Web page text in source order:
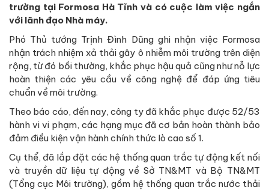
trường tại Formosa Hà Tĩnh và có cuộc làm việc ngắn
với lãnh đạo Nhà máy.
Phó Thủ tướng Trịnh Đình Dũng ghi nhận việc Formosa
nhận trách nhiệm xả thải gây ô nhiễm môi trường trên diện
rộng, từ đó bồi thường, khắc phục hậu quả cũng như nỗ lực
hoàn thiện các yêu cầu về công nghệ để đáp ứng tiêu
chuẩn về môi trường.
Theo báo cáo, đến nay, công ty đã khắc phục được 52/53
hành vi vi phạm, các hạng mục đã cơ bản hoàn thành bảo
đảm điều kiện vận hành chính thức lò cao số 1.
Cụ thể, đã lắp đặt các hệ thống quan trắc tự động kết nối
và truyền dữ liệu tự động về Sở TN&MT và Bộ TN&MT
(Tổng cục Môi trường), gồm hệ thống quan trắc nước thải